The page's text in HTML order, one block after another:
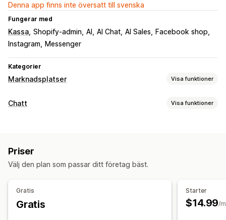
Denna app finns inte översatt till svenska
Fungerar med
Kassa Shopify-admin AI AI Chat AI Sales
Facebook shop
Instagram
Messenger
Kategorier
Marknadsplatser Visa funktioner
Hantering av listning
Chatt Visa funktioner
Anpassning
Chattfönster
Priser
Välj den plan som passar ditt företag bäst.
Gratis
Gratis
Starter
$14.99/